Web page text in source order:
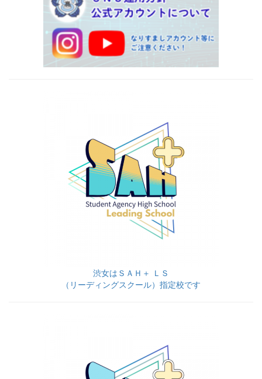
渋女はＳＡＨ＋ ＬＳ
（リーディングスクール）指定校です